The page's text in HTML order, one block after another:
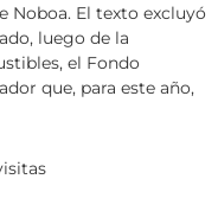
Noboa. El texto excluyó
luego de la
el Fondo
que, para este año,